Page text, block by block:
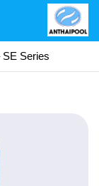
Series